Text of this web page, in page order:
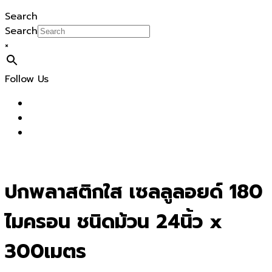
Search
Search
×
Follow Us
ปกพลาสติกใส เซลลูลอยด์ 180
ไมครอน ชนิดม้วน 24นิ้ว x
300เมตร